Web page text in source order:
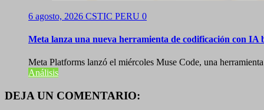
6 agosto, 2026 CSTIC PERU 0
Meta lanza una nueva herramienta de codificación con IA
Meta Platforms lanzó el miércoles Muse Code, una
Análisis
DEJA UN COMENTARIO: